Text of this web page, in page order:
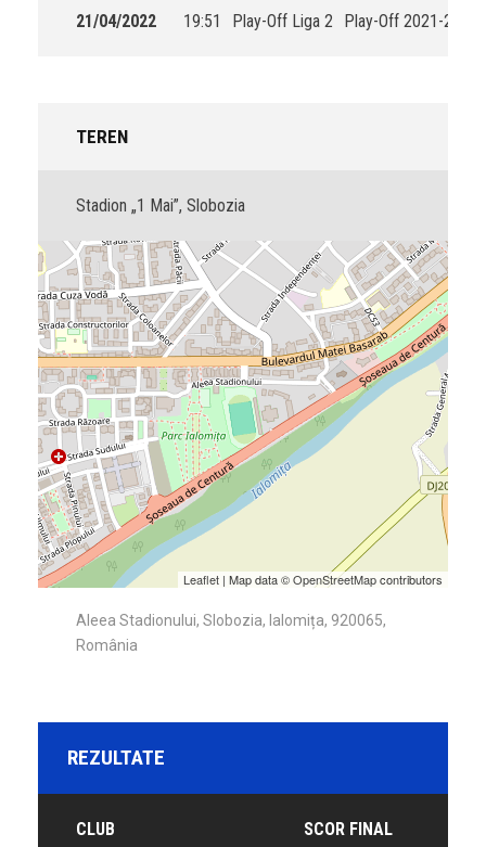
21/04/2022 19:51 Play-Off Liga 2 Play-Off 2021-2022
TEREN
Stadion „1 Mai”, Slobozia
Leaflet | Map data ©OpenStreetMapcontributors
Aleea Stadionului, Slobozia, Ialomița, 920065,
România
REZULTATE
CLUB SCOR FINAL